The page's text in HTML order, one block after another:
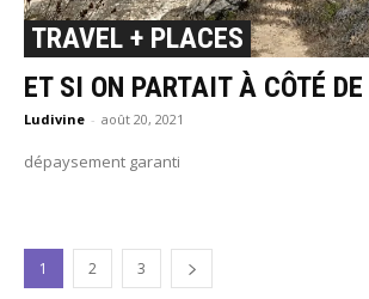
TRAVEL + PLACES
ET SI ON PARTAIT À CÔTÉ
Ludivine - août 20, 2021
dépaysement garanti
1 2 3